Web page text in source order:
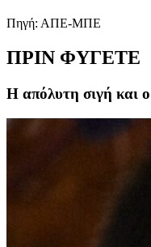
Πηγή: ΑΠΕ-ΜΠΕ
ΠΡΙΝ ΦΥΓΕΤΕ
Η απόλυτη σιγή και